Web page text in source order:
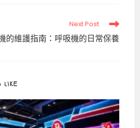
Next Post
的維護指南：呼吸機的日常保養
LIKE